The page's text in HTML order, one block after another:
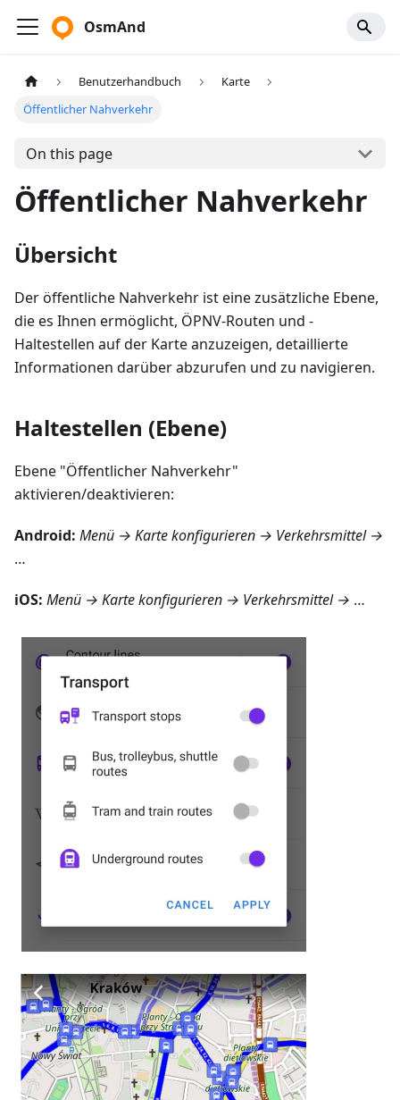
OsmAnd
Benutzerhandbuch
Karte
Öffentlicher Nahverkehr
On this page
Öffentlicher Nahverkehr
Übersicht
Der öffentliche Nahverkehr ist eine zusätzliche Ebene,
die es Ihnen ermöglicht, ÖPNV-Routen und -
Haltestellen auf der Karte anzuzeigen, detaillierte
Informationen darüber abzurufen und zu navigieren.
Haltestellen (Ebene)
Ebene "Öffentlicher Nahverkehr"
aktivieren/deaktivieren:
Android: Menü → Karte konfigurieren → Verkehrsmittel→
…
iOS: Menü → Karte konfigurieren → Verkehrsmittel→ …